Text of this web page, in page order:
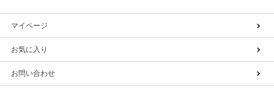
マイページ
お気に入り
お問い合わせ